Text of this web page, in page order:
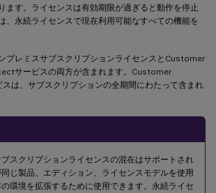
ます。ライセンスは有効期限が過ぎると動作を停止
、永続ライセンスで現在利用可能なすべての機能を
プレミスサブスクリプションライセンスとCustomer
サービスの両方が含まれます。Customer
は、サブスクリプションの全期間にわたって含まれ
スクリプションライセンスの混在はサポートされ
じ製品、エディション、ライセンスモデルを使用
環境を拡張するために使用できます。永続ライセ